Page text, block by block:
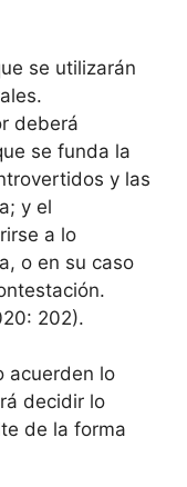
se utilizarán
deberá
se funda la
y las
y el
a lo
o en su caso
202).
acuerden lo
decidir lo
de la forma